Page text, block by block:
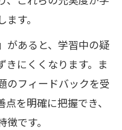
す。
があると、学習中の疑
きにくくなります。ま
のフィードバックを受
を明確に把握でき、
です。